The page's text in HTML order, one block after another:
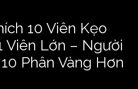
10 Viên Kẹo
Viên Lớn – Người
Phân Vàng Hơn